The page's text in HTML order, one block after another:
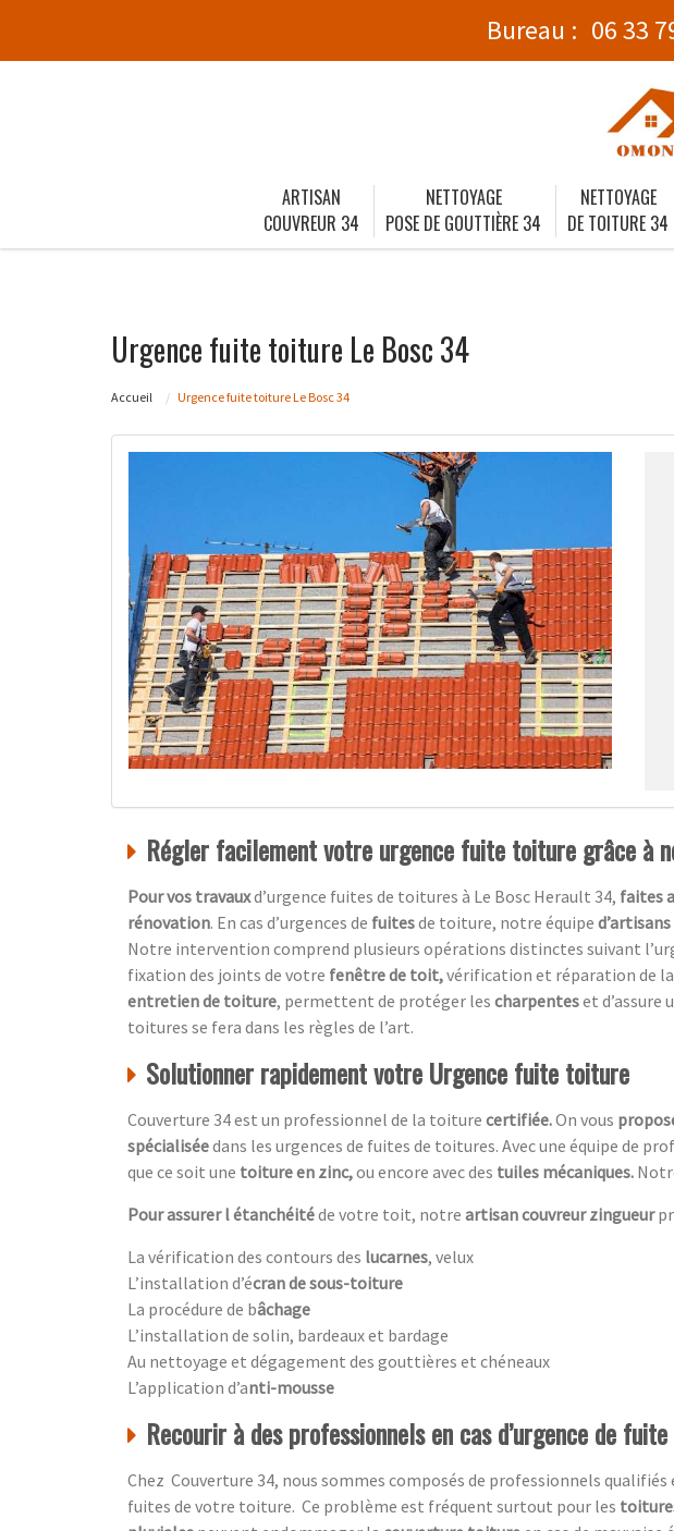
Bureau : 06 33
ARTISAN
COUVREUR 34
NETTOYAGE
POSE DE GOUTTIÈRE 34
NETTOYAGE
DE TOITURE 34
Urgence fuite toiture Le Bosc 34
Accueil Urgence fuite toiture Le Bosc 34
Régler facilement votre urgence fuite toiture grâce à
Pour vos travauxd’urgence fuites de toitures à Le Bosc Herault 34, faites
rénovation. En cas d’urgences de fuitesde toiture, notre équipe
Notre intervention comprend plusieurs opérations distinctes suivant
fixation des joints de votre fenêtre de toit,vérification et réparation de la
entretien de toiture, permettent de protéger les charpenteset d’assure
toitures se fera dans les règles de l’art.
Solutionner rapidement votre Urgence fuite toiture
Couverture 34 est un professionnel de la toiture certifiée.On vous
spécialiséedans les urgences de fuites de toitures. Avec une équipe de
que ce soit une toiture en zinc,ou encore avec des tuiles mécaniques.
Pour assurer l étanchéitéde votre toit, notre artisan couvreur zingueur
La vérification des contours des lucarnes, velux
L’installation d’écran de sous-toiture
La procédure de bâchage
L’installation de solin, bardeaux et bardage
Au nettoyage et dégagement des gouttières et chéneaux
L’application d’anti-mousse
Recourir à des professionnels en cas d’urgence de
Chez Couverture 34, nous sommes composés de professionnels
fuites de votre toiture. Ce problème est fréquent surtout pour les